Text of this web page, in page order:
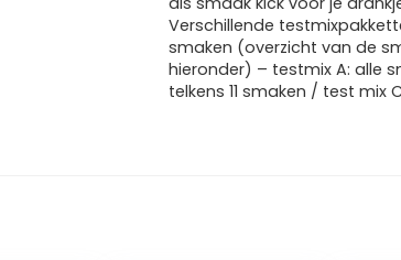
Verschillende
smaken (overzicht van de
hieronder) – testmix A: alle
telkens 11 smaken / test mix